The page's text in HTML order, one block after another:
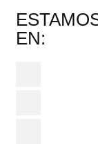
EN: